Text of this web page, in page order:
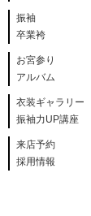
振袖
卒業袴
お宮参り
アルバム
衣装ギャラリー
振袖力UP講座
来店予約
採用情報